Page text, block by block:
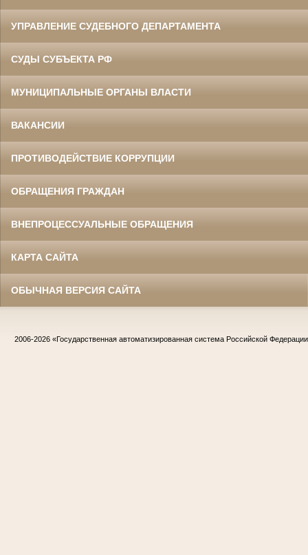
УПРАВЛЕНИЕ СУДЕБНОГО ДЕПАРТАМЕНТА
СУДЫ СУБЪЕКТА РФ
МУНИЦИПАЛЬНЫЕ ОРГАНЫ ВЛАСТИ
ВАКАНСИИ
ПРОТИВОДЕЙСТВИЕ КОРРУПЦИИ
ОБРАЩЕНИЯ ГРАЖДАН
ВНЕПРОЦЕССУАЛЬНЫЕ ОБРАЩЕНИЯ
КАРТА САЙТА
ОБЫЧНАЯ ВЕРСИЯ САЙТА
2006-2026 «Государственная автоматизированная система Российской